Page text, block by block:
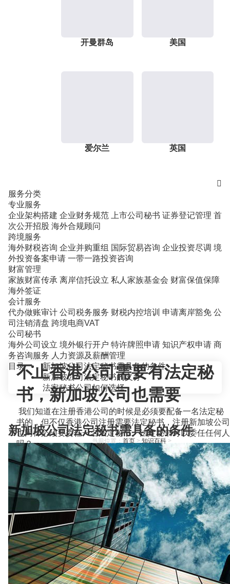
开曼群岛 美国
爱尔兰 英国

服务分类
专业服务
企业架构搭建 企业财务规范 上市公司秘书 证券登记管理 首
次公开招股 海外合规顾问
跨境服务
海外财税咨询 企业并购重组 国际贸易咨询 企业投资尽调 境
外投资备案申请 一带一路投资咨询
财富管理
家族财富传承 离岸信托设立 私人家族基金会 财富保值保障
海外签证
会计服务
代办做账审计 公司税务服务 财税内控培训 申请离岸豁免 公
司注销清盘 跨境电商VAT
公司秘书
海外公司设立 境外银行开户 特许牌照申请 知识产权申请 商
务咨询服务 人力资源及薪酬管理
当前位置： 首页> 知识百科>
不止香港公司需要有法定秘
书，新加坡公司也需要
我们知道在注册香港公司的时候是必须要配备一名法定秘
书的，但不仅香港公司注册需要法定秘书，注册新加坡公司
也同样必须要委任一名法定秘书。法定秘书可以委任任何人
吗？
目录
新加坡公司法定秘书需具备的条件
新加坡公司法定秘书的义务
法定秘书公司如何选择
新加坡公司法定秘书需具备的条件